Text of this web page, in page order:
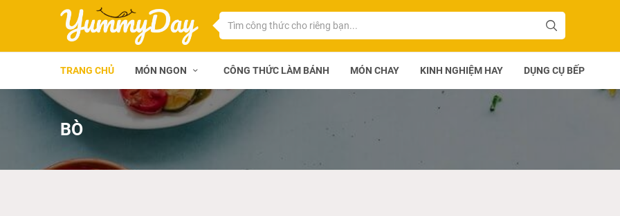
TRANG CHỦ MÓN NGON CÔNG THỨC LÀM BÁNH MÓN CHAY KINH NGHIỆM HAY DỤNG CỤ BẾP
BÒ